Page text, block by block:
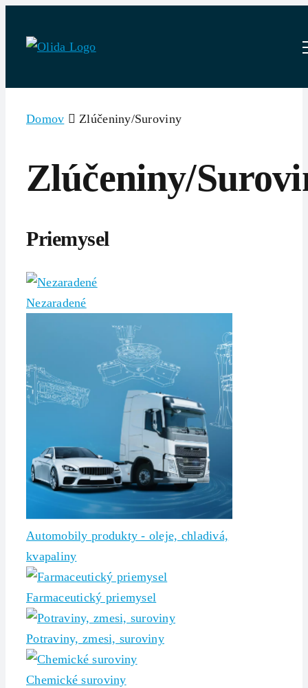
content
Domov Zlúčeniny/Suroviny
Zlúčeniny/
Priemysel
Nezaradené
Automobily produkty - oleje, chladivá,
kvapaliny
Farmaceutický priemysel
Potraviny, zmesi, suroviny
Chemické suroviny